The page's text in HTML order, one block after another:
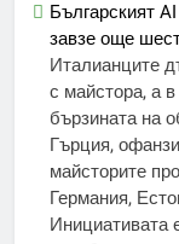
Българският
завзе още
Италианците
с майстора, а
бързината на
Гърция,
майсторите
Германия,
Инициативата